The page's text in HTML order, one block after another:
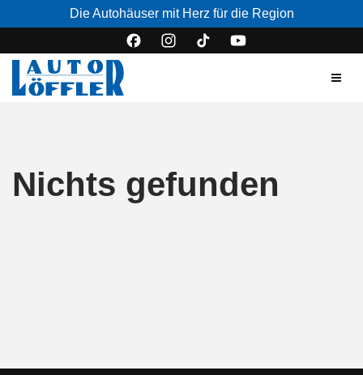
Die Autohäuser mit Herz für die Region
Nichts gefunden